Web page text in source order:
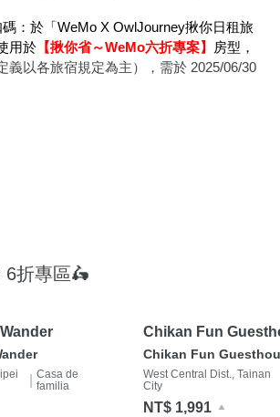
：於「WeMo X OwlJourney揪你日租旅
用於 【揪你省～WeMo六折專案】 房型，
義以各旅宿規定為主）
，需於 2025/06/30
6折專區🛵
Casa de
familia
Chikan Fun
Chikan Fun
West Central Dist., Tainan
City
NT$ 1,991